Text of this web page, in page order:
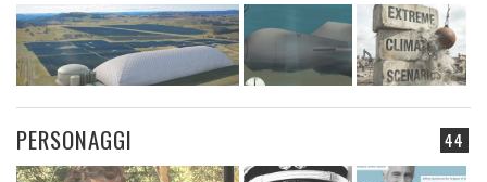
44
PERSONAGGI